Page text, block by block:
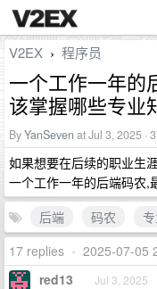
V2EX › 程序员
一个工作一年的
该掌握哪些专业
ByYanSeven at Jul 3, 2025 ·
如果想要在后续的职业生
一个工作一年的后端码农,
后端
码农
17 replies • 2025-07-05
red13 Jul 3, 2025